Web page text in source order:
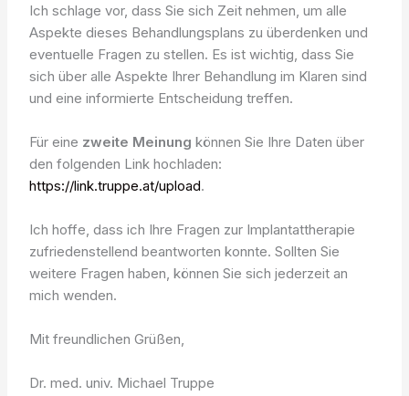
Ich schlage vor, dass Sie sich Zeit nehmen, um alle
Aspekte dieses Behandlungsplans zu überdenken und
eventuelle Fragen zu stellen. Es ist wichtig, dass Sie
sich über alle Aspekte Ihrer Behandlung im Klaren sind
und eine informierte Entscheidung treffen.
Für eine zweite Meinung können Sie Ihre Daten über
den folgenden Link hochladen:
https://link.truppe.at/upload.
Ich hoffe, dass ich Ihre Fragen zur Implantattherapie
zufriedenstellend beantworten konnte. Sollten Sie
weitere Fragen haben, können Sie sich jederzeit an
mich wenden.
Mit freundlichen Grüßen,
Dr. med. univ. Michael Truppe